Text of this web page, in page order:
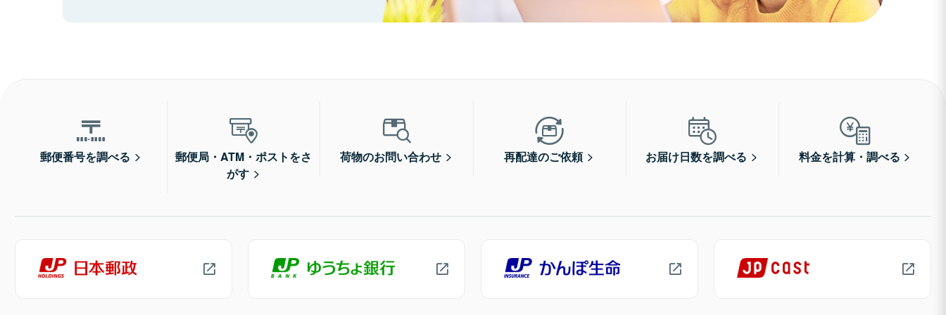
郵便番号を調べる
郵便局・ATM・ポストをさ
がす
荷物のお問い合わせ 再配達のご依頼 お届け日数を調べる 料金を計算・調べる